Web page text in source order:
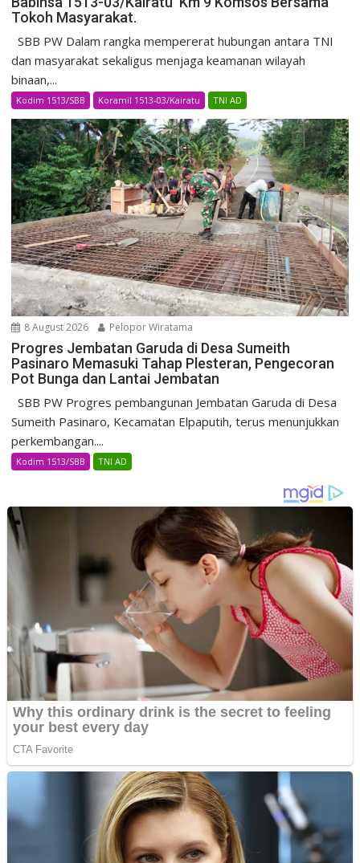
Tokoh Masyarakat.
SBB PW Dalam rangka mempererat hubungan antara TNI
dan masyarakat sekaligus menjaga keamanan wilayah
binaan,...
Kodim 1513/SBB Koramil 1513-03/Kairatu TNI AD
8 August 2026 Pelopor Wiratama
Progres Jembatan Garuda di Desa Sumeith
Pasinaro Memasuki Tahap Plesteran, Pengecoran
Pot Bunga dan Lantai Jembatan
SBB PW Progres pembangunan Jembatan Garuda di Desa
Sumeith Pasinaro, Kecamatan Elpaputih, terus menunjukkan
perkembangan....
Kodim 1513/SBB TNI AD